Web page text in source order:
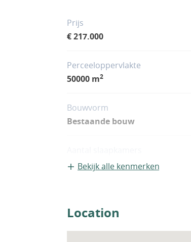
Prijs
€ 217.000
Perceeloppervlakte
50000 m2
Bouwvorm
Bestaande bouw
3
Sauna
Bekijk alle kenmerken
Location